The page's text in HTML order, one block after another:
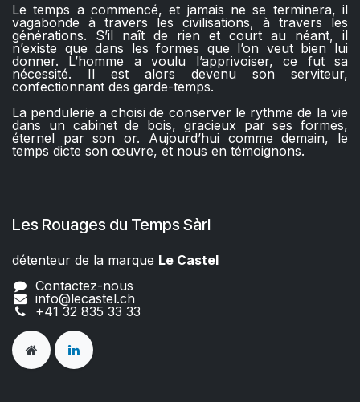
Le temps a commencé, et jamais ne se terminera, il
vagabonde à travers les civilisations, à travers les
générations. S’il naît de rien et court au néant, il
n’existe que dans les formes que l’on veut bien lui
donner. L’homme a voulu l’apprivoiser, ce fut sa
nécessité. Il est alors devenu son serviteur,
confectionnant des garde-temps.
La pendulerie a choisi de conserver le rythme de la vie
dans un cabinet de bois, gracieux par ses formes,
éternel par son or. Aujourd’hui comme demain, le
temps dicte son œuvre, et nous en témoignons.
Les Rouages du Temps Sàrl
détenteur de la marque Le Castel​​
Contactez-nous
info@lecastel.ch
+41 32 835 33 33